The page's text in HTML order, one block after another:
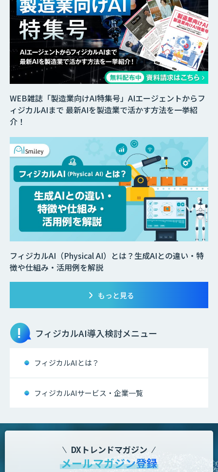
WEB雑誌「製造業向けAI特集号」AIエージェントからフ
ィジカルAIまで 最新AIを製造業で活かす方法を一挙紹
介！
フィジカルAI（Physical AI）とは？生成AIとの違い・特
徴や仕組み・活用例を解説
もっと見る
フィジカルAI導入検討メニュー
フィジカルAIとは？
フィジカルAIサービス・企業一覧
DXトレンドマガジン
メールマガジン登録